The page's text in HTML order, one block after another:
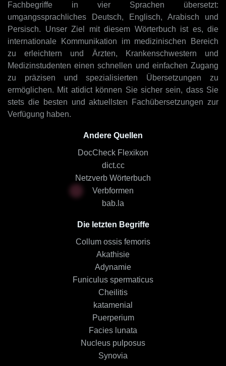
Fachbegriffe in vier Sprachen übersetzt:
umgangssprachliches Deutsch, Englisch, Arabisch und
Persisch. Unser Ziel mit diesem Wörterbuch ist es, die
internationale Kommunikation im medizinischen Bereich
zu erleichtern und Ärzten, Krankenschwestern und
Medizinstudenten einen schnellen und einfachen Zugang
zu präzisen und spezialisierten Übersetzungen zu
ermöglichen. Mit atidict können Sie sicher sein, dass Sie
stets die besten und aktuellsten Fachübersetzungen zur
Verfügung haben.
Andere Quellen
DocCheck Flexikon
dict.cc
Netzverb Wörterbuch
Verbformen
bab.la
Die letzten Begriffe
Collum ossis femoris
Akathisie
Adynamie
Funiculus spermaticus
Cheilitis
katamenial
Puerperium
Facies lunata
Nucleus pulposus
Synovia